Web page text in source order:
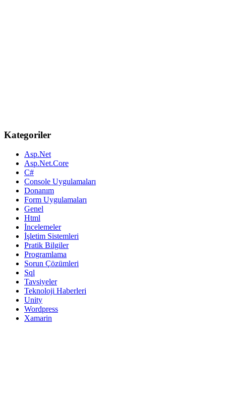
Kategoriler
Asp.Net
Asp.Net.Core
C#
Console Uygulamaları
Donanım
Form Uygulamaları
Genel
Html
İncelemeler
İşletim Sistemleri
Pratik Bilgiler
Programlama
Sorun Çözümleri
Sql
Tavsiyeler
Teknoloji Haberleri
Unity
Wordpress
Xamarin